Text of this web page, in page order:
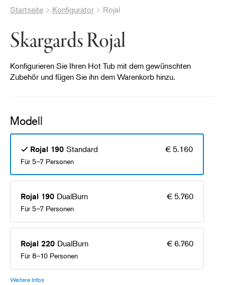
Startseite Konfigurator Rojal
Skargards Rojal
Konfigurieren Sie Ihren Hot Tub mit dem gewünschten
Zubehör und fügen Sie ihn dem Warenkorb hinzu.
Modell
Rojal 190 Standard € 5.160
Für 5–7 Personen
Rojal 190 DualBurn € 5.760
Für 5–7 Personen
Rojal 220 DualBurn € 6.760
Für 8–10 Personen
Weitere Infos